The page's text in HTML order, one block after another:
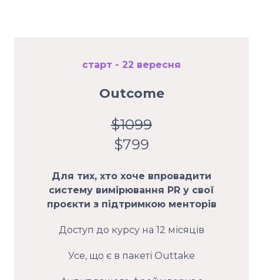
старт - 22 вересня
Outcome
$1099
$799
Для тих, хто хоче впровадити
систему вимірювання PR у свої
проєкти з підтримкою менторів
Доступ до курсу на 12 місяців
Усе, що є в пакеті Outtake